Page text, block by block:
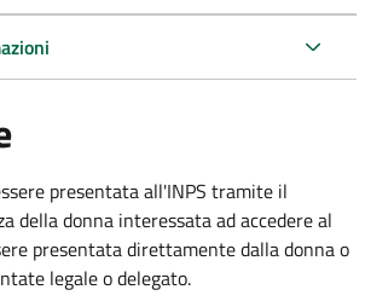
presentata all'INPS tramite il
della donna interessata ad accedere al
presentata direttamente dalla donna o
legale o delegato.